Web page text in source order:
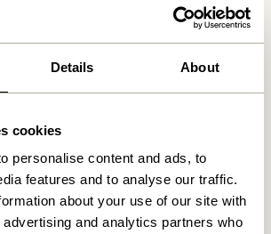
Details About
cookies
personalise content and ads, to
features and to analyse our traffic.
about your use of our site with
and analytics partners who